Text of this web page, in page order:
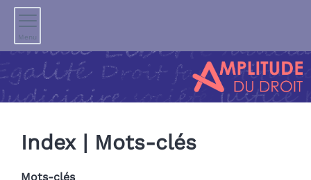
Menu
Index | Mots-clés
Mots-clés